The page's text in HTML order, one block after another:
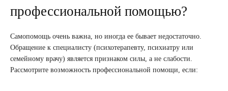
профессиональной помощью?
Самопомощь очень важна, но иногда ее бывает недостаточно.
Обращение к специалисту (психотерапевту, психиатру или
семейному врачу) является признаком силы, а не слабости.
Рассмотрите возможность профессиональной помощи, если: